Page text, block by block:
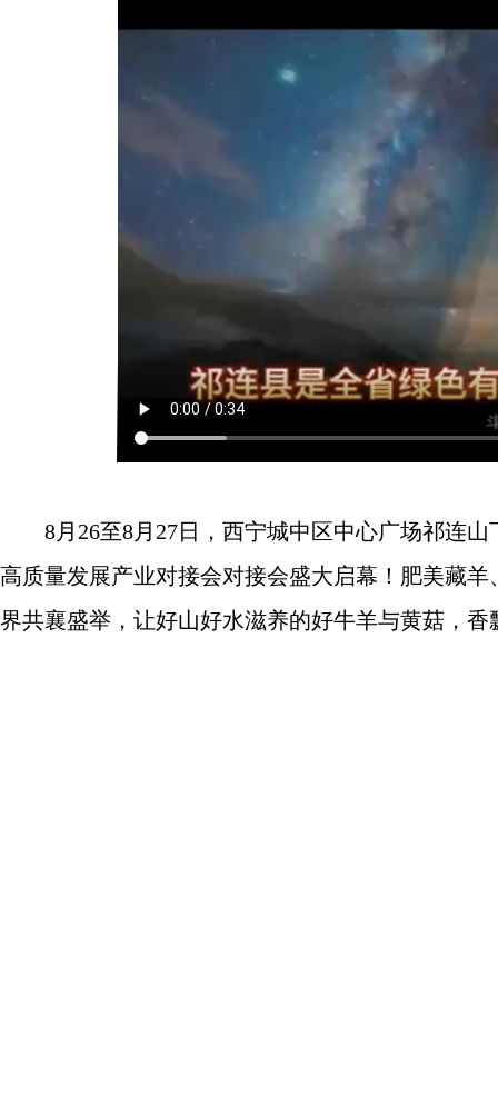
8月26至8月27日，西宁城中区中心广场祁连
高质量发展产业对接会对接会盛大启幕！肥美藏
界共襄盛举，让好山好水滋养的好牛羊与黄菇，香